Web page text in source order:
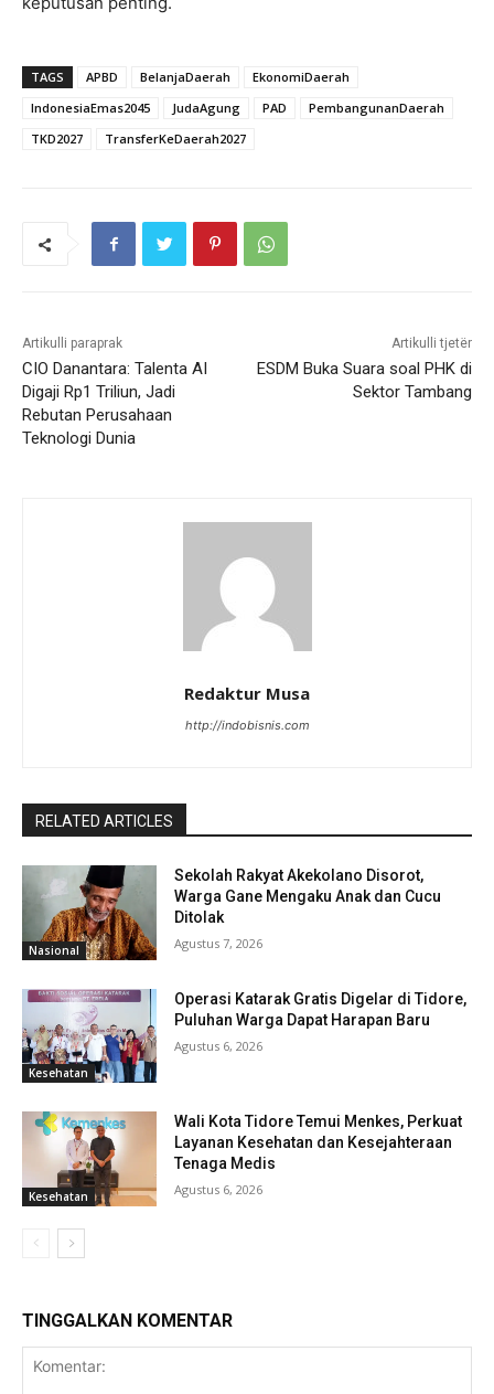
TAGS APBD BelanjaDaerah
EkonomiDaerah
IndonesiaEmas2045
JudaAgung PAD
PembangunanDaerah
TKD2027
TransferKeDaerah2027
Artikulli paraprak
CIO Danantara: Talenta AI
Digaji Rp1 Triliun, Jadi
Rebutan Perusahaan
Teknologi Dunia
Artikulli tjetër
ESDM Buka Suara soal PHK di
Sektor Tambang
Redaktur Musa
http://indobisnis.com
RELATED ARTICLES
Nasional
Sekolah Rakyat Akekolano Disorot,
Warga Gane Mengaku Anak dan Cucu
Ditolak
Agustus 7, 2026
Kesehatan
Operasi Katarak Gratis Digelar di Tidore,
Puluhan Warga Dapat Harapan Baru
Agustus 6, 2026
Kesehatan
Wali Kota Tidore Temui Menkes, Perkuat
Layanan Kesehatan dan Kesejahteraan
Tenaga Medis
Agustus 6, 2026
TINGGALKAN KOMENTAR